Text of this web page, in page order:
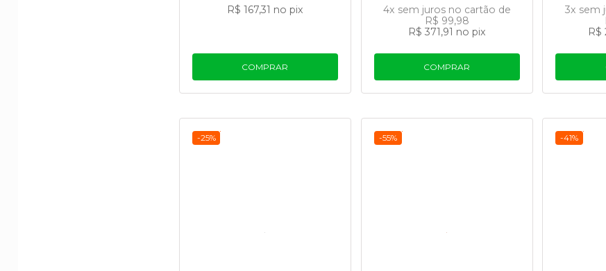
R$ 167,31 no pix
COMPRAR
4x sem juros no cartão de
R$ 99,98
R$ 371,91 no pix
COMPRAR
3x sem
R$
-25% -55% -41%